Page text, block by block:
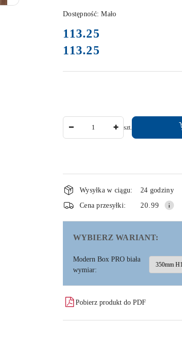
Dostępność:Mało
cena:
113.25
Cena:
113.25
szt.
Dostępność
i
dostawa
Wysyłka w ciągu:
24 godziny
Cena przesyłki:
20.99
WYBIERZ WARIANT:
Modern Box PRO biała
wymiar:
Pobierz produkt do PDF